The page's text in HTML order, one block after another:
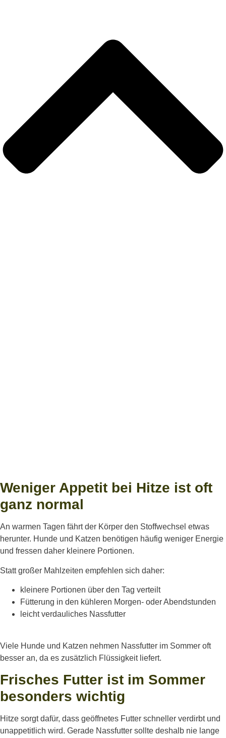
Weniger Appetit bei Hitze ist oft
ganz normal
An warmen Tagen fährt der Körper den Stoffwechsel etwas
herunter. Hunde und Katzen benötigen häufig weniger Energie
und fressen daher kleinere Portionen.
Statt großer Mahlzeiten empfehlen sich daher:
kleinere Portionen über den Tag verteilt
Fütterung in den kühleren Morgen- oder Abendstunden
leicht verdauliches Nassfutter
Viele Hunde und Katzen nehmen Nassfutter im Sommer oft
besser an, da es zusätzlich Flüssigkeit liefert.
Frisches Futter ist im Sommer
besonders wichtig
Hitze sorgt dafür, dass geöffnetes Futter schneller verdirbt und
unappetitlich wird. Gerade Nassfutter sollte deshalb nie lange